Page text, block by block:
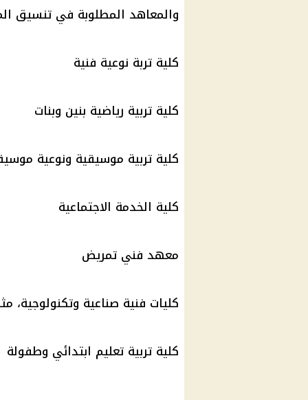
والمعاهد المطلوبة في تنسيق
كلية تربة نوعية فنية
كلية تربية رياضية بنين وبنات
كلية تربية موسيقية ونوعية
كلية الخدمة الاجتماعية
معهد فني تمريض
كليات فنية صناعية وتكنولوجية،
كلية تربية تعليم ابتدائي وطفولة